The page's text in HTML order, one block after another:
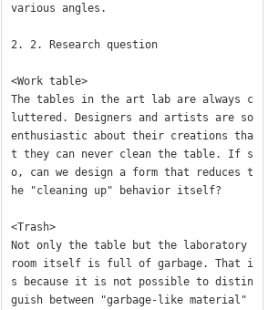
various angles.
2. 2. Research question
<Work table>
The tables in the art lab are always c
luttered. Designers and artists are so
enthusiastic about their creations tha
t they can never clean the table. If s
o, can we design a form that reduces t
he "cleaning up" behavior itself?
<Trash>
Not only the table but the laboratory
room itself is full of garbage. That i
s because it is not possible to distin
guish between "garbage-like material"